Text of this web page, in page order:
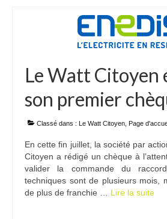
Le Watt Citoyen
son premier
Classé dans : Le Watt Citoyen Page
En cette fin juillet, la société par
Citoyen a rédigé un chèque à
valider la commande du
techniques sont de plusieurs mois,
de plus de franchie … Lire la suite­­